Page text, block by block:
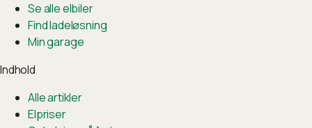
Se alle elbiler
Find ladeløsning
Min garage
Indhold
Alle artikler
Elpriser